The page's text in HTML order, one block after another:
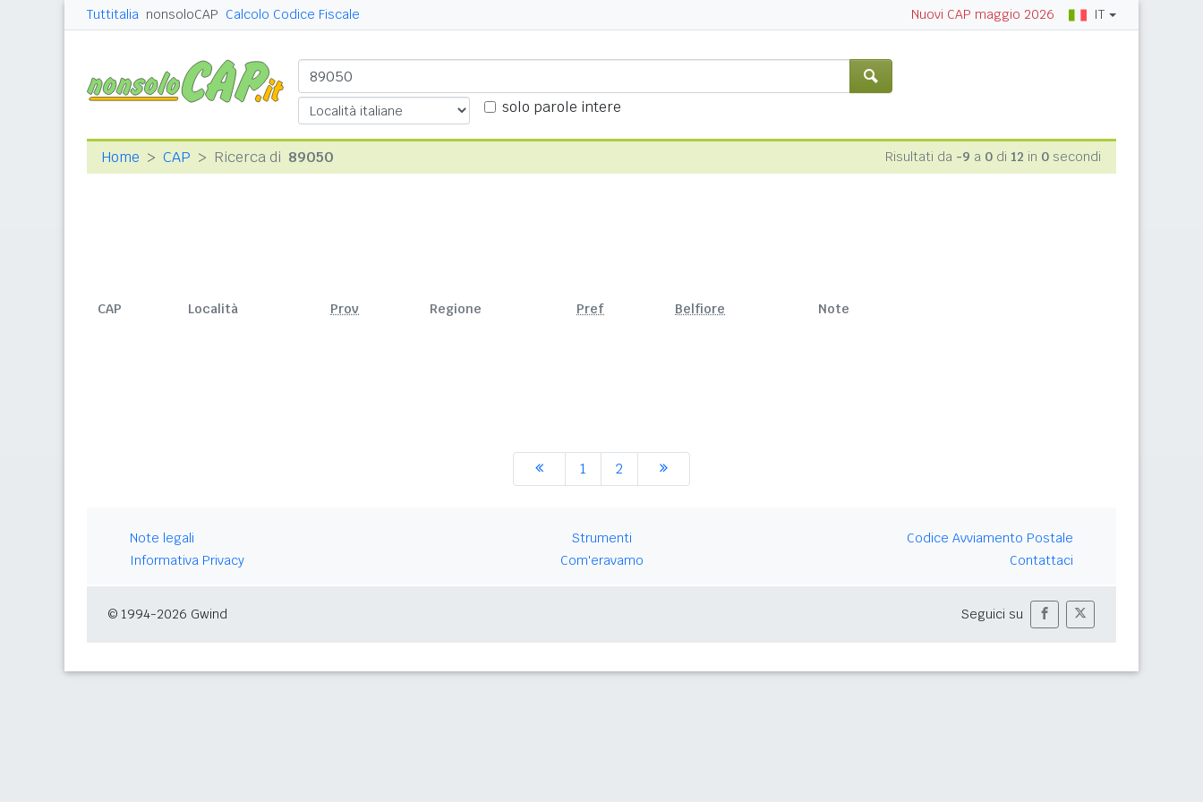
Tuttitalia nonsoloCAP Calcolo Codice Fiscale Nuovi CAP maggio 2026 IT
solo parole intere
Home CAP Ricerca di 89050 Risultati da -9 a 0 di 12 in 0 secondi
CAP Località Prov Regione Pref Belfiore Note
1 2
Note legali
Informativa Privacy
Strumenti
Com'eravamo
Codice Avviamento Postale
Contattaci
© 1994-2026 Gwind Seguici su